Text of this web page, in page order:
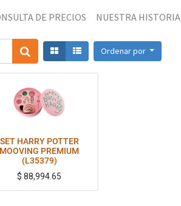
DE PRECIOS NUESTRA HISTORIA
Ordenar por
SET HARRY POTTER
MOOVING PREMIUM
(L35379)
$ 88,994.65